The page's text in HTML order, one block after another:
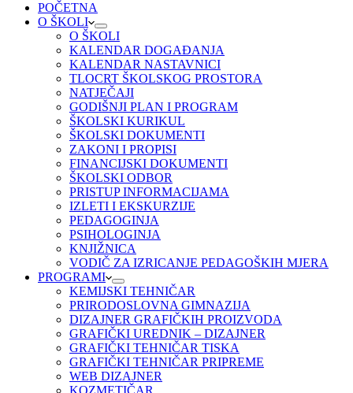
POČETNA
O ŠKOLI
O ŠKOLI
KALENDAR DOGAĐANJA
KALENDAR NASTAVNICI
TLOCRT ŠKOLSKOG PROSTORA
NATJEČAJI
GODIŠNJI PLAN I PROGRAM
ŠKOLSKI KURIKUL
ŠKOLSKI DOKUMENTI
ZAKONI I PROPISI
FINANCIJSKI DOKUMENTI
ŠKOLSKI ODBOR
PRISTUP INFORMACIJAMA
IZLETI I EKSKURZIJE
PEDAGOGINJA
PSIHOLOGINJA
KNJIŽNICA
VODIČ ZA IZRICANJE PEDAGOŠKIH MJERA
PROGRAMI
KEMIJSKI TEHNIČAR
PRIRODOSLOVNA GIMNAZIJA
DIZAJNER GRAFIČKIH PROIZVODA
GRAFIČKI UREDNIK – DIZAJNER
GRAFIČKI TEHNIČAR TISKA
GRAFIČKI TEHNIČAR PRIPREME
WEB DIZAJNER
KOZMETIČAR